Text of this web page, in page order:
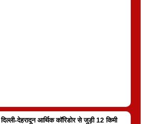
दिल्ली-देहरादून आर्थिक कॉरिडोर से जुड़ी 12 किमी